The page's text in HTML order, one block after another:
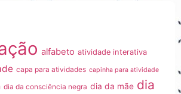
alfabeto atividade interativa
capa para atividades capinha para atividade
dia da consciência negra dia da mãe dia